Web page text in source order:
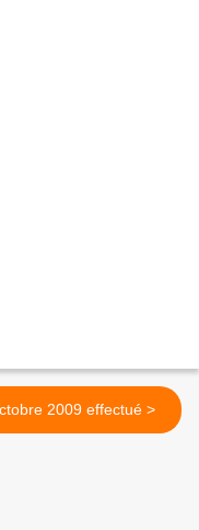
Octobre 2009 effectué >